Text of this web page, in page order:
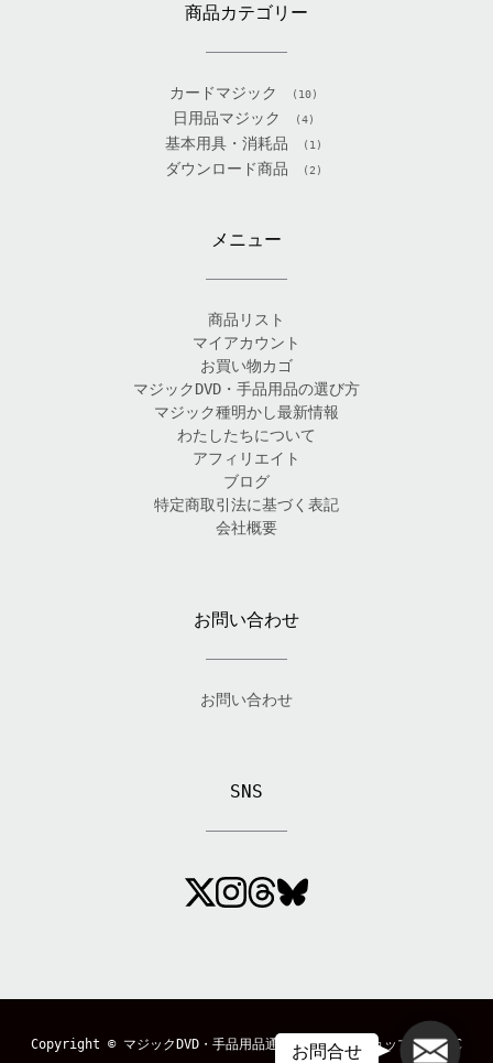
商品カテゴリー
カードマジック (10)
日用品マジック (4)
基本用具・消耗品 (1)
ダウンロード商品 (2)
メニュー
商品リスト
マイアカウント
お買い物カゴ
マジックDVD・手品用品の選び方
マジック種明かし最新情報
わたしたちについて
アフィリエイト
ブログ
特定商取引法に基づく表記
会社概要
お問い合わせ
お問い合わせ
SNS
Copyright © マジックDVD・手品用品通販のマジックショップ「MAGIC
メール
お問合せ